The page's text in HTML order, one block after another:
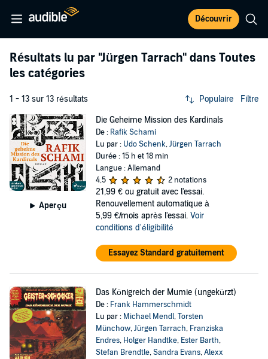
Découvrir
Résultats lu par "Jürgen Tarrach" dans Toutes
les catégories
1 - 13 sur 13 résultats Populaire Filtre
Aperçu
Die Geheime Mission des Kardinals
De : Rafik Schami
Lu par : Udo Schenk,Jürgen Tarrach
Durée : 15 h et 18 min
Langue : Allemand
4,5
2 notations
21,99 € ou gratuit avec l'essai.
Renouvellement automatique à
5,99 €/mois après l'essai. Voir
conditions d'éligibilité
Essayez Standard gratuitement
Das Königreich der Mumie (ungekürzt)
De : Frank Hammerschmidt
Lu par : Michael Mendl,Torsten
Münchow,Jürgen Tarrach, Franziska
Endres, Holger Handtke, Ester Barth,
Stefan Brendtle,Sandra Evans,Alexx